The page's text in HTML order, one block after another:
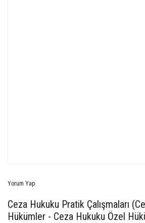
Yorum Yap
Ceza Hukuku Pratik Çalışmaları
Hükümler - Ceza Hukuku Özel